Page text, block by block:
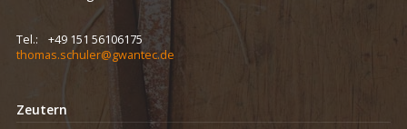
Tel.:
+49 151 56106175
thomas.schuler@gwantec.de
Zeutern